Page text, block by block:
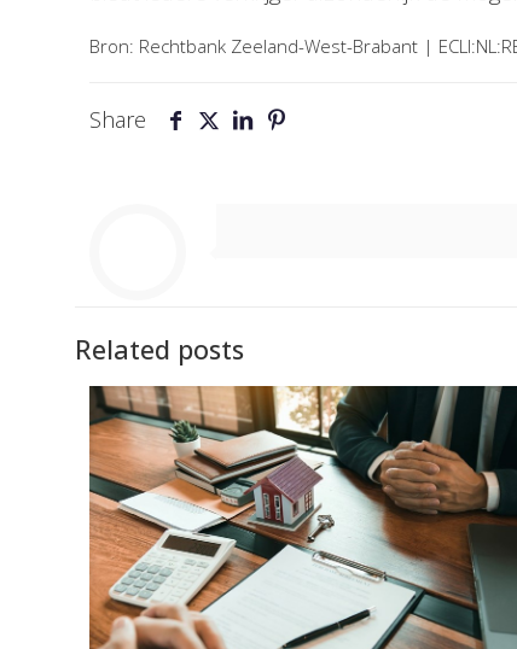
Bron: Rechtbank Zeeland-West-Brabant |
Share
Related posts